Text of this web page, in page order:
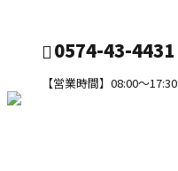
0574-43-4431
【営業時間】08:00～17:30